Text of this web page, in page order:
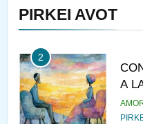
PIRKEI AVOT
2
A